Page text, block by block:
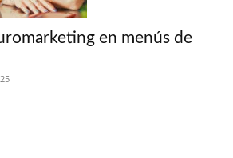
en menús de